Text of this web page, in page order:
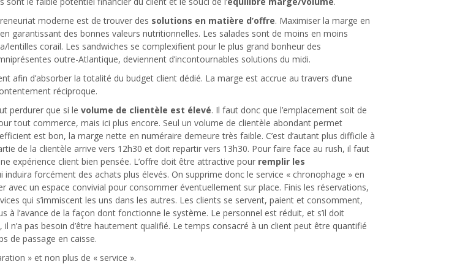
moderne est de trouver des solutions en matière d’offre. Maximiser la marge en
garantissant des bonnes valeurs nutritionnelles. Les salades sont de moins en moins
lentilles corail. Les sandwiches se complexifient pour le plus grand bonheur des
outre-Atlantique, deviennent d’incontournables solutions du midi.
afin d’absorber la totalité du budget client dédié. La marge est accrue au travers d’une
réciproque.
perdurer que si le volume de clientèle est élevé. Il faut donc que l’emplacement soit de
tout commerce, mais ici plus encore. Seul un volume de clientèle abondant permet
est bon, la marge nette en numéraire demeure très faible. C’est d’autant plus difficile à
de la clientèle arrive vers 12h30 et doit repartir vers 13h30. Pour faire face au rush, il faut
expérience client bien pensée. L’offre doit être attractive pour remplir les
induira forcément des achats plus élevés. On supprime donc le service « chronophage » en
avec un espace convivial pour consommer éventuellement sur place. Finis les réservations,
qui s’immiscent les uns dans les autres. Les clients se servent, paient et consomment,
à l’avance de la façon dont fonctionne le système. Le personnel est réduit, et s’il doit
n’a pas besoin d’être hautement qualifié. Le temps consacré à un client peut être quantifié
de passage en caisse.
» et non plus de « service ».